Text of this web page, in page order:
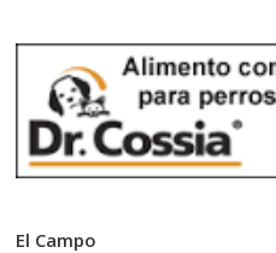
El Campo